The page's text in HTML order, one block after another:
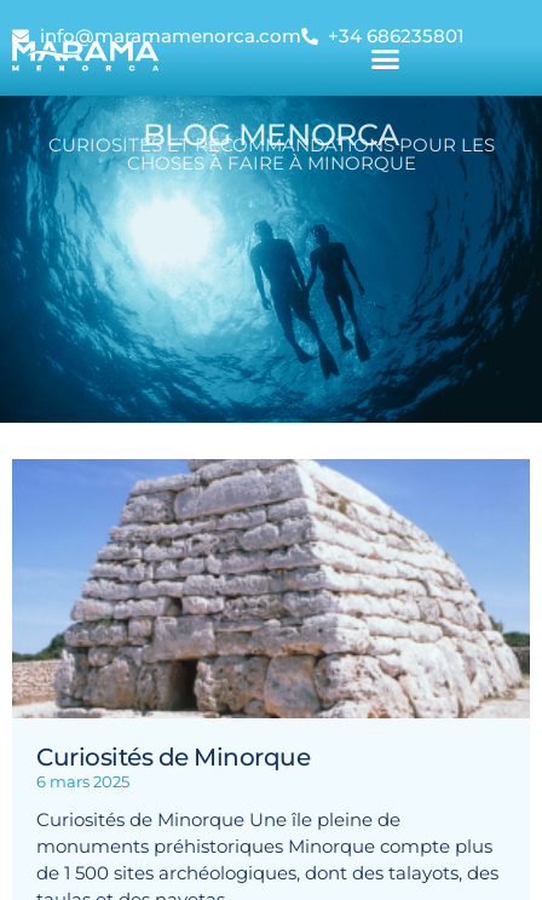
info@maramamenorca.com +34 686235801
BLOG MENORCA
CURIOSITÉS ET RECOMMANDATIONS POUR LES
CHOSES À FAIRE À MINORQUE
Curiosités de Minorque
6 mars 2025
Curiosités de Minorque Une île pleine de
monuments préhistoriques Minorque compte plus
de 1 500 sites archéologiques, dont des talayots, des